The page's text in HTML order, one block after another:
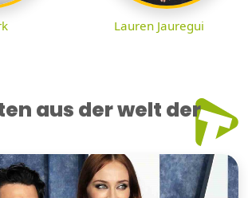
Lauren Jauregui
aus der welt der